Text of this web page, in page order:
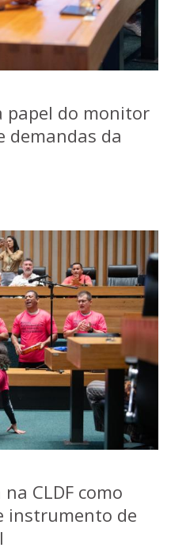
papel do monitor
demandas da
CLDF como
instrumento de